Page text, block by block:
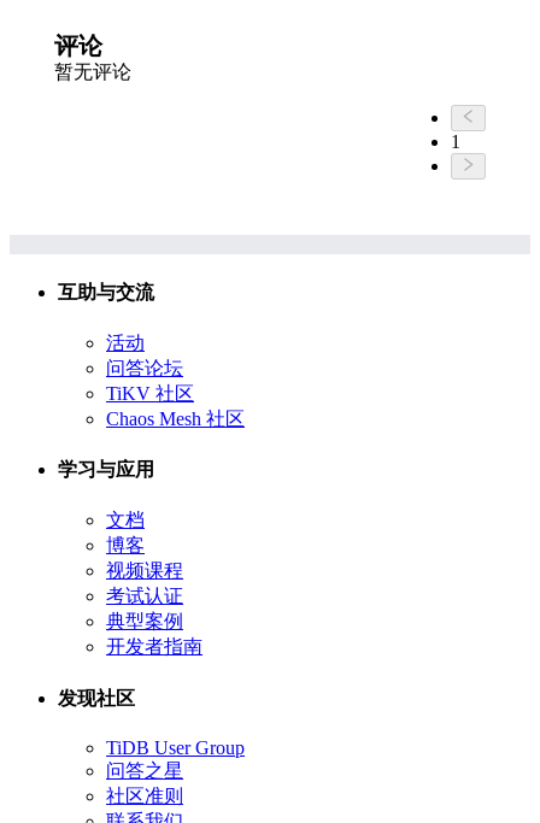
评论
暂无评论
1
互助与交流
活动
问答论坛
TiKV 社区
Chaos Mesh 社区
学习与应用
文档
博客
视频课程
考试认证
典型案例
开发者指南
发现社区
TiDB User Group
问答之星
社区准则